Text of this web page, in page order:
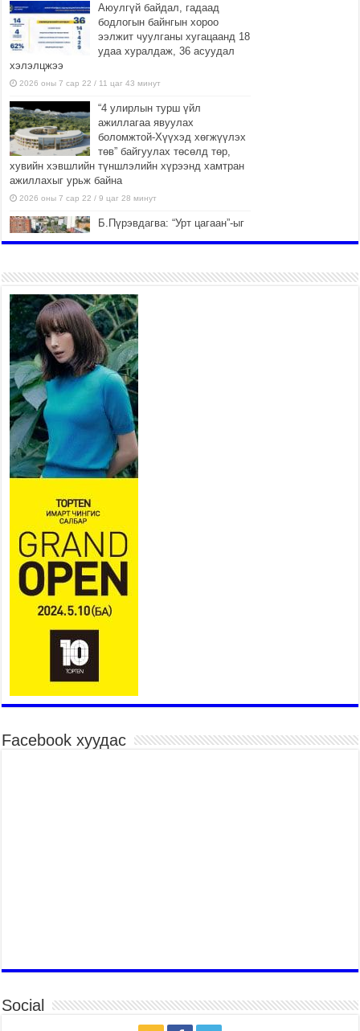
Аюулгүй байдал, гадаад
бодлогын байнгын хороо
ээлжит чуулганы хугацаанд 18
удаа хуралдаж, 36 асуудал
хэлэлцжээ
2026 оны 7 сар 22 / 11 цаг 43 минут
“4 улирлын турш үйл
ажиллагаа явуулах
боломжтой-Хүүхэд хөгжүүлэх
төв” байгуулах төсөлд төр,
хувийн хэвшлийн түншлэлийн хүрээнд хамтран
ажиллахыг урьж байна
2026 оны 7 сар 22 / 9 цаг 28 минут
Б.Пүрэвдагва: “Урт цагаан”-ыг
2026 оны 7 сар 21 / 16 цаг 47 минут
Тусгай замын автобус /BRT/
төслийн удирдах хорооны
ээлжит хуралдаан боллоо
2026 оны 7 сар 21 / 16 цаг 43 минут
Ерөнхий сайд Н.Учрал БНХАУ-аас Монгол Улсад
суугаа Элчин сайд Шэнь Миньжюанийг хүлээн
авч уулзав
2026 оны 7 сар 21 / 16 цаг 39 минут
БҮГД НАЙРАМДАХ ТАЖИКИСТАН УЛСТАЙ
ЭДИЙН ЗАСГИЙН ХАМТЫН АЖИЛЛАГААГ
ӨРГӨЖҮҮЛНЭ
2026 оны 7 сар 21 / 16 цаг 34 минут
26,992 суралцагч хотхоны бага сургуульд, 8100
суралцагч төрөлжсөн ахлах сургуульд
суралцана
2026 оны 7 сар 21 / 13 цаг 43 минут
COP17 хурлын үеэрх замын хөдөлгөөн, нийтийн
тээврийн зохицуулалт, сургууль, цэцэрлэг, зах,
иргэдэд мэдээлэхийг үүрэг болголоо
2026 оны 7 сар 21 / 11 цаг 59 минут
Гэр бүлийн хэрэг шүүхэд хянан шийдвэрлэх
тухай хуулиар хүүхдийн дээд ашиг сонирхлыг
нэн тэргүүнд хангахыг баталгаажууллаа
Б.Пүрэвдагва: “Туул-1” коллекторыг ашиглалтад
ажил инженерийн хангамжийн байгууллагуудын
уялдаа холбоогүйгээс саатах ёсгүй
2026 оны 7 сар 20 / 17 цаг 21 минут
Facebook хуудас
Social